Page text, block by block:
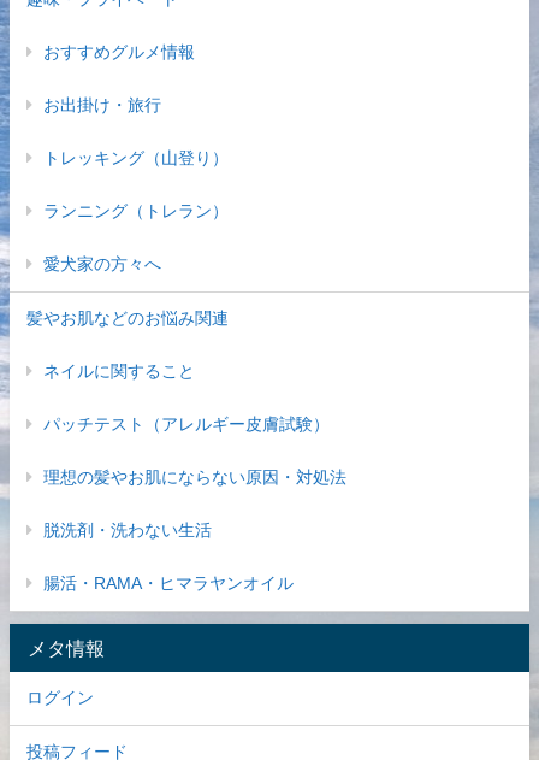
おすすめグルメ情報
お出掛け・旅行
トレッキング（山登り）
ランニング（トレラン）
愛犬家の方々へ
髪やお肌などのお悩み関連
ネイルに関すること
パッチテスト（アレルギー皮膚試験）
理想の髪やお肌にならない原因・対処法
脱洗剤・洗わない生活
腸活・RAMA・ヒマラヤンオイル
メタ情報
ログイン
投稿フィード